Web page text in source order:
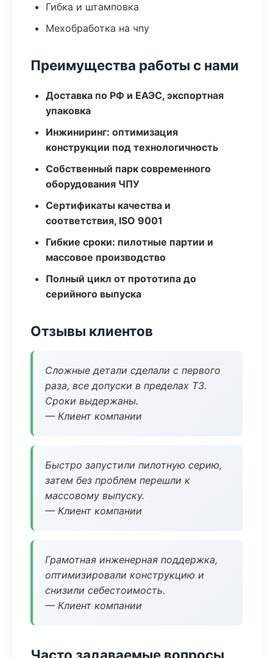
Гибка и штамповка
Мехобработка на чпу
Преимущества работы с нами
Доставка по РФ и ЕАЭС, экспортная
упаковка
Инжиниринг: оптимизация
конструкции под технологичность
Собственный парк современного
оборудования ЧПУ
Сертификаты качества и
соответствия, ISO 9001
Гибкие сроки: пилотные партии и
массовое производство
Полный цикл от прототипа до
серийного выпуска
Отзывы клиентов
Сложные детали сделали с первого
раза, все допуски в пределах ТЗ.
Сроки выдержаны.
— Клиент компании
Быстро запустили пилотную серию,
затем без проблем перешли к
массовому выпуску.
— Клиент компании
Грамотная инженерная поддержка,
оптимизировали конструкцию и
снизили себестоимость.
— Клиент компании
Часто задаваемые вопросы